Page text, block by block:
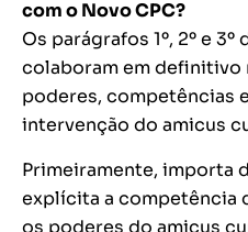
com o Novo CPC?
Os parágrafos 1º, 2º e
colaboram em
poderes, competências
intervenção do amicus
Primeiramente, importa
explícita a competência
os poderes do amicus